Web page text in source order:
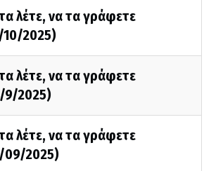
λέτε, να τα γράφετε
10/2025)
λέτε, να τα γράφετε
9/2025)
λέτε, να τα γράφετε
09/2025)